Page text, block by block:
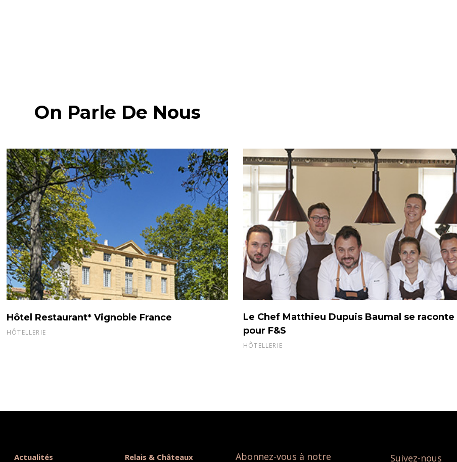
On Parle De Nous
Hôtel Restaurant* Vignoble France
HÔTELLERIE
Le Chef Matthieu Dupuis Baumal se raconte
pour F&S
HÔTELLERIE
Actualités Relais & Châteaux Abonnez-vous à notre Suivez-nous